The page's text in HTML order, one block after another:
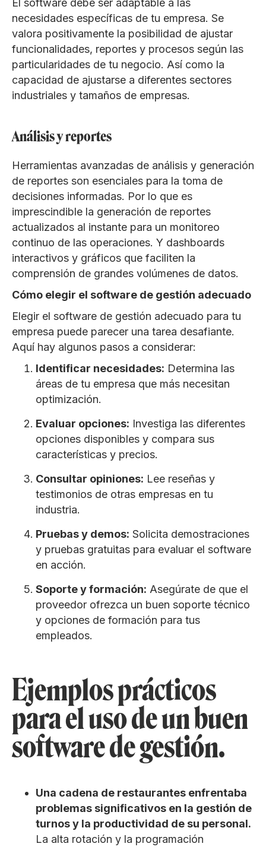
El software debe ser adaptable a las
necesidades específicas de tu empresa. Se
valora positivamente la posibilidad de ajustar
funcionalidades, reportes y procesos según las
particularidades de tu negocio. Así como la
capacidad de ajustarse a diferentes sectores
industriales y tamaños de empresas.
Análisis y reportes
Herramientas avanzadas de análisis y generación
de reportes son esenciales para la toma de
decisiones informadas. Por lo que es
imprescindible la generación de reportes
actualizados al instante para un monitoreo
continuo de las operaciones. Y dashboards
interactivos y gráficos que faciliten la
comprensión de grandes volúmenes de datos.
Cómo elegir el software de gestión adecuado
Elegir el software de gestión adecuado para tu
empresa puede parecer una tarea desafiante.
Aquí hay algunos pasos a considerar:
Identificar necesidades: Determina las
áreas de tu empresa que más necesitan
optimización.
Evaluar opciones: Investiga las diferentes
opciones disponibles y compara sus
características y precios.
Consultar opiniones: Lee reseñas y
testimonios de otras empresas en tu
industria.
Pruebas y demos: Solicita demostraciones
y pruebas gratuitas para evaluar el software
en acción.
Soporte y formación: Asegúrate de que el
proveedor ofrezca un buen soporte técnico
y opciones de formación para tus
empleados.
Ejemplos prácticos
para el uso de un buen
software de gestión.
Una cadena de restaurantes enfrentaba
problemas significativos en la gestión de
turnos y la productividad de su personal.
La alta rotación y la programación